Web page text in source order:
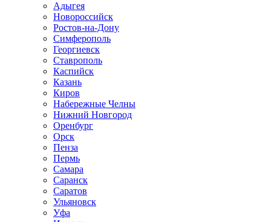
Адыгея
Новороссийск
Ростов-на-Дону
Симферополь
Георгиевск
Ставрополь
Каспийск
Казань
Киров
Набережные Челны
Нижний Новгород
Оренбург
Орск
Пенза
Пермь
Самара
Саранск
Саратов
Ульяновск
Уфа